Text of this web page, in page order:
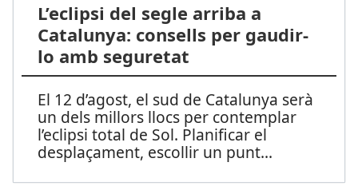
L’eclipsi del segle arriba a
Catalunya: consells per gaudir-
lo amb seguretat
El 12 d’agost, el sud de Catalunya serà
un dels millors llocs per contemplar
l’eclipsi total de Sol. Planificar el
desplaçament, escollir un punt...